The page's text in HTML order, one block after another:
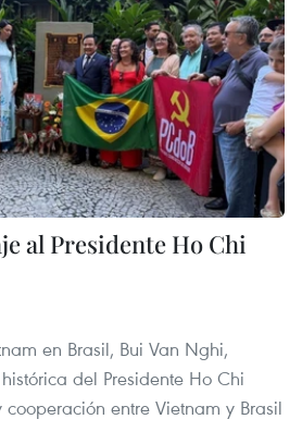
al Presidente Ho Chi
en Brasil, Bui Van Nghi,
del Presidente Ho Chi
entre Vietnam y Brasil